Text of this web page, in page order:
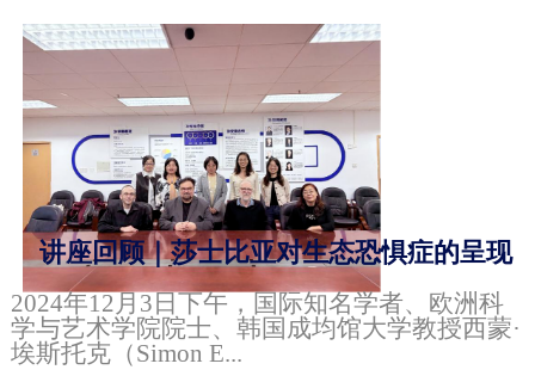
讲座回顾｜莎士比亚对生态恐惧症的呈现
2024年12月3日下午，国际知名学者、欧洲科
学与艺术学院院士、韩国成均馆大学教授西蒙·
埃斯托克（Simon E...